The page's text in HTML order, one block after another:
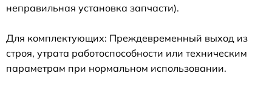
неправильная установка запчасти).
Для комплектующих: Преждевременный выход из
строя, утрата работоспособности или техническим
параметрам при нормальном использовании.